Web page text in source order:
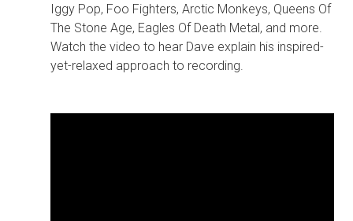
Iggy Pop, Foo Fighters, Arctic Monkeys, Queens Of
The Stone Age, Eagles Of Death Metal, and more.
Watch the video to hear Dave explain his inspired-
yet-relaxed approach to recording.